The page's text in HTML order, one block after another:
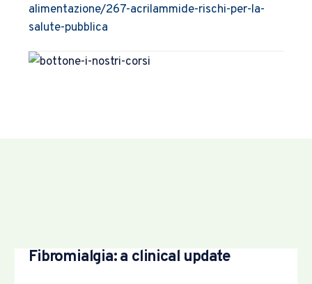
alimentazione/267-acrilammide-rischi-per-la-
salute-pubblica
Fibromialgia: a clinical update